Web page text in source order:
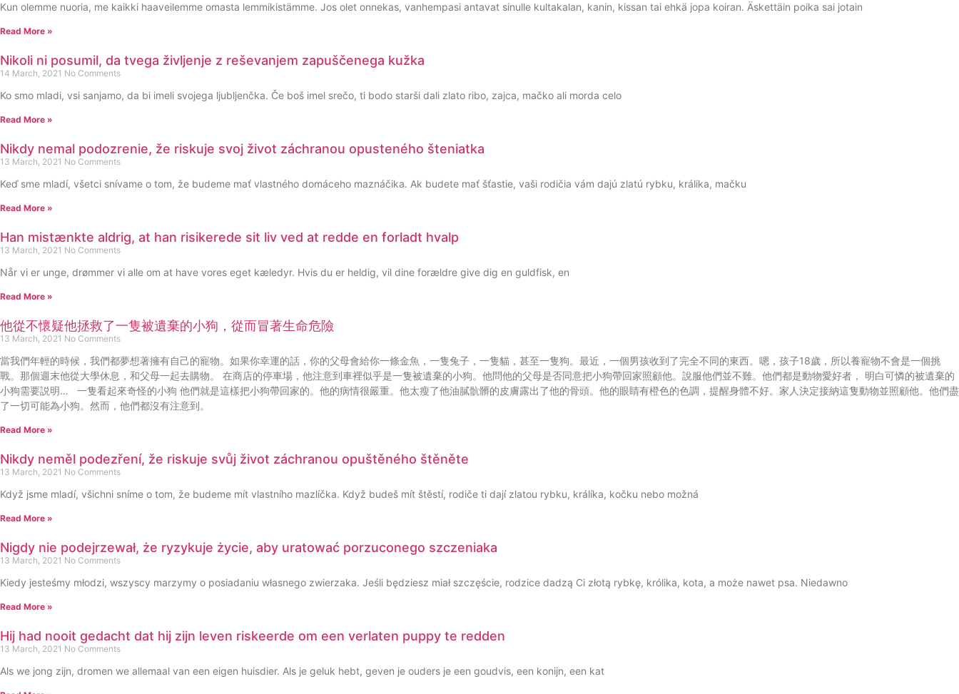
Kun olemme nuoria, me kaikki haaveilemme omasta lemmikistämme. Jos olet onnekas, vanhempasi antavat sinulle kultakalan, kanin, kissan tai ehkä jopa koiran. Äskettäin poika sai jotain
Read More »
Nikoli ni posumil, da tvega življenje z reševanjem zapuščenega kužka
14 March, 2021 No Comments
Ko smo mladi, vsi sanjamo, da bi imeli svojega ljubljenčka. Če boš imel srečo, ti bodo starši dali zlato ribo, zajca, mačko ali morda celo
Read More »
Nikdy nemal podozrenie, že riskuje svoj život záchranou opusteného šteniatka
13 March, 2021 No Comments
Keď sme mladí, všetci snívame o tom, že budeme mať vlastného domáceho maznáčika. Ak budete mať šťastie, vaši rodičia vám dajú zlatú rybku, králika, mačku
Read More »
Han mistænkte aldrig, at han risikerede sit liv ved at redde en forladt hvalp
13 March, 2021 No Comments
Når vi er unge, drømmer vi alle om at have vores eget kæledyr. Hvis du er heldig, vil dine forældre give dig en guldfisk, en
Read More »
他從不懷疑他拯救了一隻被遺棄的小狗，從而冒著生命危險
13 March, 2021 No Comments
當我們年輕的時候，我們都夢想著擁有自己的寵物。如果你幸運的話，你的父母會給你一條金魚，一隻兔子，一隻貓，甚至一隻狗。最近，一個男孩收到了完全不同的東西。嗯，孩子18歲，所以養寵物不會是一個挑
戰。那個週末他從大學休息，和父母一起去購物。 在商店的停車場，他注意到車裡似乎是一隻被遺棄的小狗。他問他的父母是否同意把小狗帶回家照顧他。說服他們並不難。他們都是動物愛好者， 明白可憐的被遺棄的
小狗需要説明… 一隻看起來奇怪的小狗 他們就是這樣把小狗帶回家的。他的病情很嚴重。他太瘦了他油膩骯髒的皮膚露出了他的骨頭。他的眼睛有橙色的色調，提醒身體不好。家人決定接納這隻動物並照顧他。他們盡
了一切可能為小狗。然而，他們都沒有注意到。
Read More »
Nikdy neměl podezření, že riskuje svůj život záchranou opuštěného štěněte
13 March, 2021 No Comments
Když jsme mladí, všichni sníme o tom, že budeme mít vlastního mazlíčka. Když budeš mít štěstí, rodiče ti dají zlatou rybku, králíka, kočku nebo možná
Read More »
Nigdy nie podejrzewał, że ryzykuje życie, aby uratować porzuconego szczeniaka
13 March, 2021 No Comments
Kiedy jesteśmy młodzi, wszyscy marzymy o posiadaniu własnego zwierzaka. Jeśli będziesz miał szczęście, rodzice dadzą Ci złotą rybkę, królika, kota, a może nawet psa. Niedawno
Read More »
Hij had nooit gedacht dat hij zijn leven riskeerde om een verlaten puppy te redden
13 March, 2021 No Comments
Als we jong zijn, dromen we allemaal van een eigen huisdier. Als je geluk hebt, geven je ouders je een goudvis, een konijn, een kat